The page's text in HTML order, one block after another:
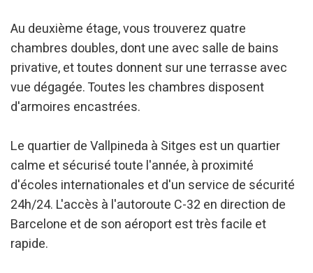
Au deuxième étage, vous trouverez quatre
chambres doubles, dont une avec salle de bains
privative, et toutes donnent sur une terrasse avec
vue dégagée. Toutes les chambres disposent
d'armoires encastrées.
Le quartier de Vallpineda à Sitges est un quartier
calme et sécurisé toute l'année, à proximité
d'écoles internationales et d'un service de sécurité
24h/24. L'accès à l'autoroute C-32 en direction de
Barcelone et de son aéroport est très facile et
rapide.
continuez à naviguer, vous acceptez leur installation.
L'utilisateur a la possibilité de configurer son navigateur,
pouvant, s'il le souhaite, empêcher leur installation sur son
disque dur, même s'il doit garder à l'esprit qu'une telle
action peut entraîner des difficultés de navigation sur le
Analyse et Personnalisation
utilisateurs de ce site. Les informations collectées via ce
type de cookies sont utilisées pour mesurer l'activité du
Web pour l'élaboration des profils de navigation des
utilisateurs afin d'introduire des améliorations basées sur
l'analyse des données d'utilisation effectuée par les
utilisateurs du service. . Ils nous permettent de
pour améliorer la qualité de nos services et offrir une
meilleure expérience grâce aux produits recommandés.